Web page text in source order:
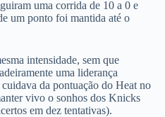
uma corrida de 10 a 0 e
um ponto foi mantida até o
intensidade, sem que
uma liderança
da pontuação do Heat no
vivo o sonhos dos Knicks
em dez tentativas).